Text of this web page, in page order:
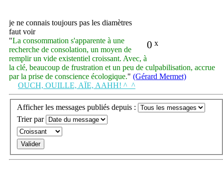
je ne connais toujours pas les diamètres
faut voir
0 x
"La consommation s'apparente à une
recherche de consolation, un moyen de
remplir un vide existentiel croissant. Avec, à
la clé, beaucoup de frustration et un peu de culpabilisation, accrue
par la prise de conscience écologique." (Gérard Mermet)
OUCH, OUILLE, AÏE, AAHH! ^_^
Afficher les messages publiés depuis :
Trier par